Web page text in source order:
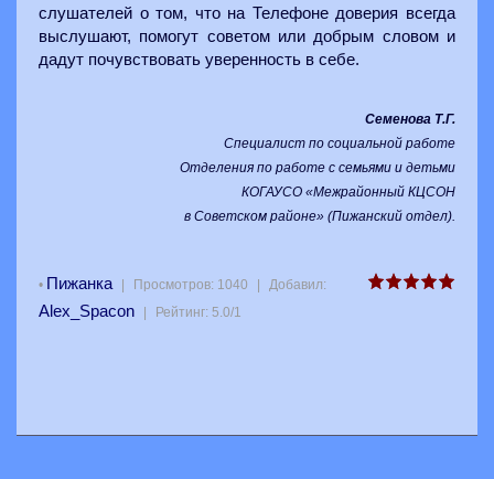
слушателей о том, что на Телефоне доверия всегда
выслушают, помогут советом или добрым словом и
дадут почувствовать уверенность в себе.
Семенова Т.Г.
Специалист по социальной работе
Отделения по работе с семьями и детьми
КОГАУСО «Межрайонный КЦСОН
в Советском районе» (Пижанский отдел)
• Пижанка Просмотров: 1040 Добавил:
Alex_Spacon Рейтинг: 5.0/1